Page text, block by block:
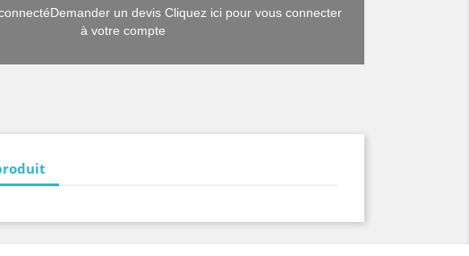
un devis Cliquez ici pour vous connecter
à votre compte